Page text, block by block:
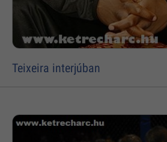
Teixeira interjúban